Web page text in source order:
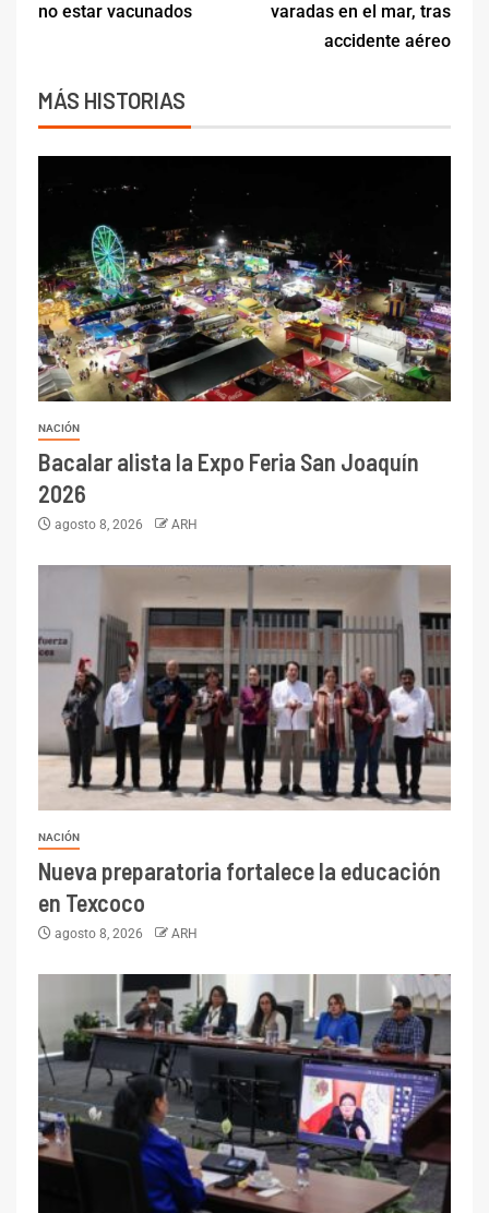
no estar vacunados
varadas en el mar, tras
accidente aéreo
MÁS HISTORIAS
NACIÓN
Bacalar alista la Expo Feria San Joaquín
2026
agosto 8, 2026 ARH
NACIÓN
Nueva preparatoria fortalece la educación
en Texcoco
agosto 8, 2026 ARH